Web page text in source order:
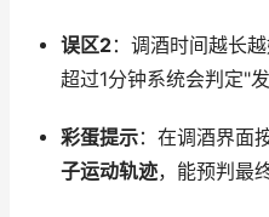
误区2：调酒时间越长
超过1分钟系统会判定"
彩蛋提示：在调酒界面
子运动轨迹，能预判最